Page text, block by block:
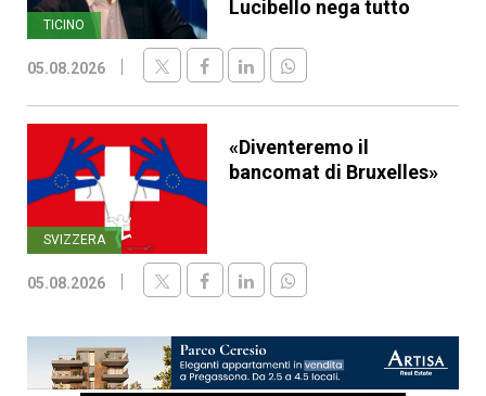
TICINO
Lucibello nega tutto
05.08.2026
SVIZZERA
«Diventeremo il
bancomat di Bruxelles»
05.08.2026